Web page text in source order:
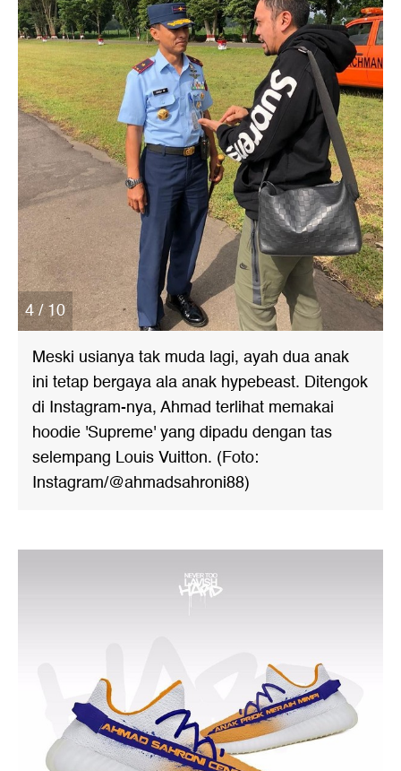
4 / 10
Meski usianya tak muda lagi, ayah dua anak
ini tetap bergaya ala anak hypebeast. Ditengok
di Instagram-nya, Ahmad terlihat memakai
hoodie 'Supreme' yang dipadu dengan tas
selempang Louis Vuitton. (Foto:
Instagram/@ahmadsahroni88)